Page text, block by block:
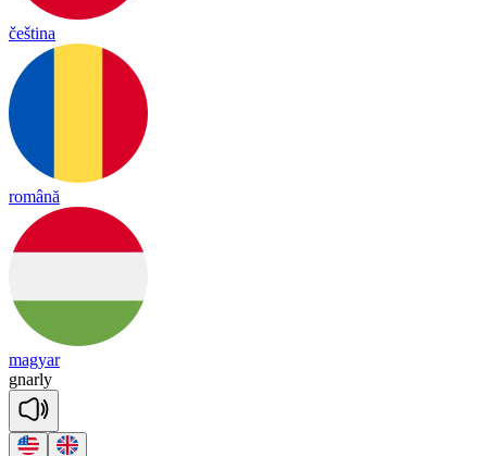
čeština
română
magyar
gnarly